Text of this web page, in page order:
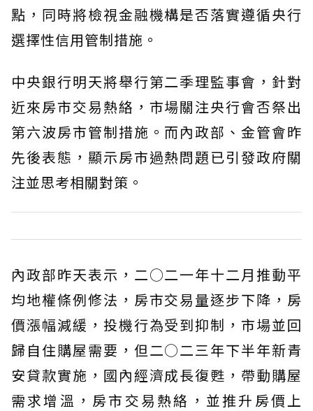
點，同時將檢視金融機構是否落實遵循央行
選擇性信用管制措施。
中央銀行明天將舉行第二季理監事會，針對
近來房市交易熱絡，市場關注央行會否祭出
第六波房市管制措施。而內政部、金管會昨
先後表態，顯示房市過熱問題已引發政府關
注並思考相關對策。
內政部昨天表示，二○二一年十二月推動平
均地權條例修法，房市交易量逐步下降，房
價漲幅減緩，投機行為受到抑制，市場並回
歸自住購屋需要，但二○二三年下半年新青
安貸款實施，國內經濟成長復甦，帶動購屋
需求增溫，房市交易熱絡，並推升房價上